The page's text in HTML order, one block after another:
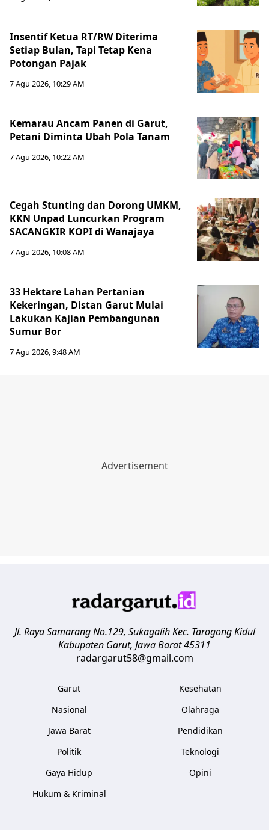
Insentif Ketua RT/RW Diterima
Setiap Bulan, Tapi Tetap Kena
Potongan Pajak
7 Agu 2026, 10:29 AM
Kemarau Ancam Panen di Garut,
Petani Diminta Ubah Pola Tanam
7 Agu 2026, 10:22 AM
Cegah Stunting dan Dorong UMKM,
KKN Unpad Luncurkan Program
SACANGKIR KOPI di Wanajaya
7 Agu 2026, 10:08 AM
33 Hektare Lahan Pertanian
Kekeringan, Distan Garut Mulai
Lakukan Kajian Pembangunan
Sumur Bor
7 Agu 2026, 9:48 AM
Jl. Raya Samarang No.129, Sukagalih Kec. Tarogong Kidul
Kabupaten Garut, Jawa Barat45311
radargarut58@gmail.com
Garut
Nasional
Jawa Barat
Politik
Gaya Hidup
Hukum & Kriminal
Kesehatan
Olahraga
Pendidikan
Teknologi
Opini